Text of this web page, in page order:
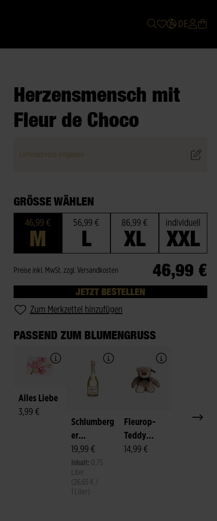
DE
Herzensmensch mit
Fleur de Choco
Lieferadresse eingeben
GRÖSSE WÄHLEN
46,99 €
M
56,99 €
L
86,99 €
XL
individuell
XXL
46,99 €
Preise inkl. MwSt. zzgl. Versandkosten
JETZT BESTELLEN
Zum Merkzettel hinzufügen
PASSEND ZUM BLUMENGRUSS
Alles Liebe
3,99 €
Schlumberg
er
Sparkling
Brut
19,99 €
Inhalt: 0.75
Liter
(26,65 € /
1 Liter)
Fleurop-
Teddy
"Felix"
14,99 €